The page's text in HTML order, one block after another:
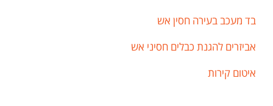
בד מעכב בעירה חסין אש
אביזרים להגנת כבלים חסיני אש
איטום קירות